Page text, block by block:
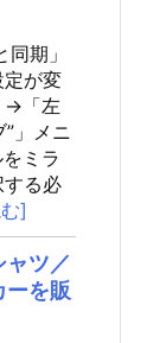
期」
が変
→「左
」メニ
ミラ
する必
]
ャツ／
ーを販